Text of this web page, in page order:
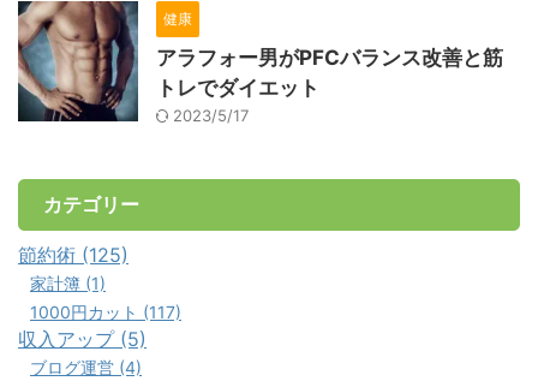
健康
アラフォー男がPFCバランス改善と筋
トレでダイエット
2023/5/17
カテゴリー
節約術 (125)
家計簿 (1)
1000円カット (117)
収入アップ (5)
ブログ運営 (4)